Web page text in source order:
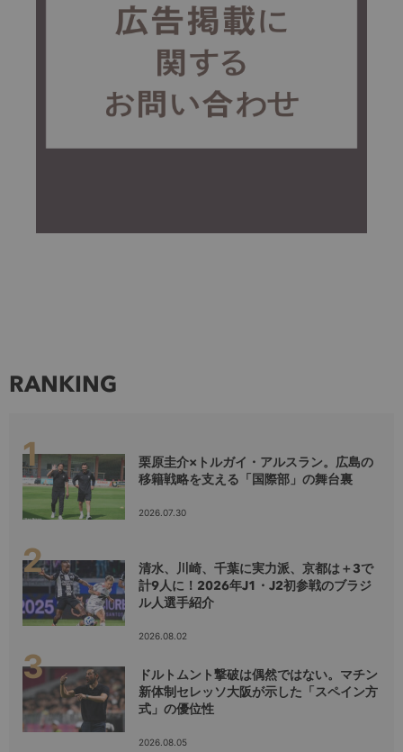
RANKING
栗原圭介×トルガイ・アルスラン。広島の
移籍戦略を支える「国際部」の舞台裏
2026.07.30
清水、川崎、千葉に実力派、京都は＋3で
計9人に！2026年J1・J2初参戦のブラジ
ル人選手紹介
2026.08.02
ドルトムント撃破は偶然ではない。マチン
新体制セレッソ大阪が示した「スペイン方
式」の優位性
2026.08.05